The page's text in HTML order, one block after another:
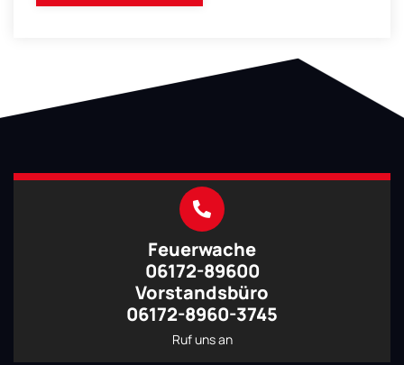
Feuerwache
06172-89600
Vorstandsbüro
06172-8960-3745
Ruf uns an